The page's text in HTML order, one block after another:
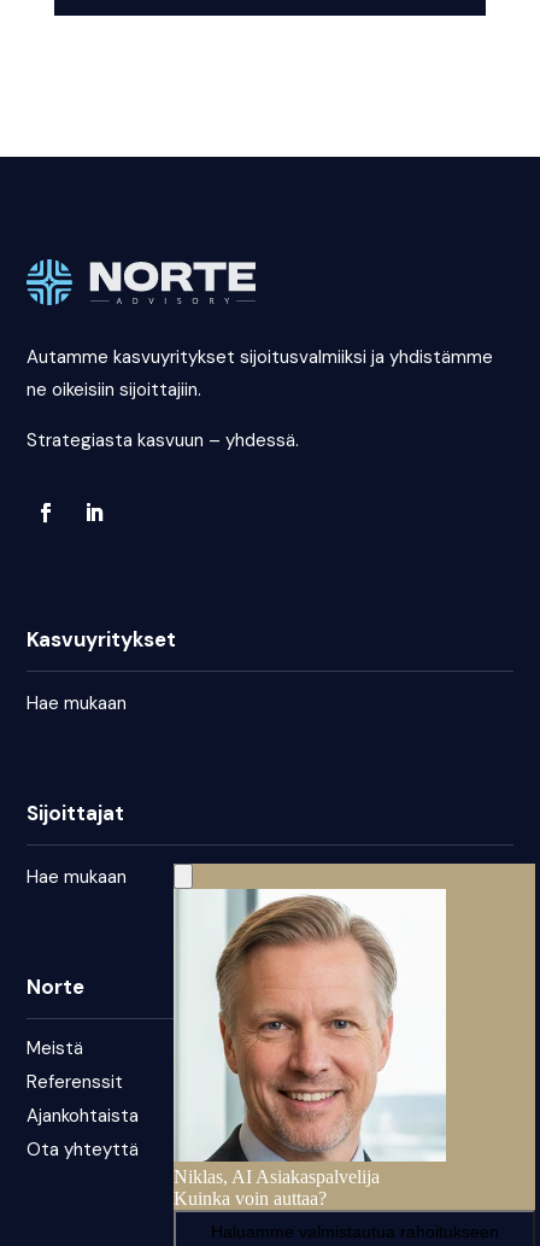
Autamme kasvuyritykset sijoitusvalmiiksi ja yhdistämme
ne oikeisiin sijoittajiin.
Strategiasta kasvuun – yhdessä.
Kasvuyritykset
Hae mukaan
Sijoittajat
Hae mukaan
Norte
Meistä
Referenssit
Ajankohtaista
Ota yhteyttä